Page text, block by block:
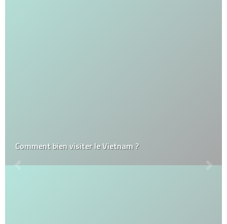
Comment bien visiter le Vietnam ?